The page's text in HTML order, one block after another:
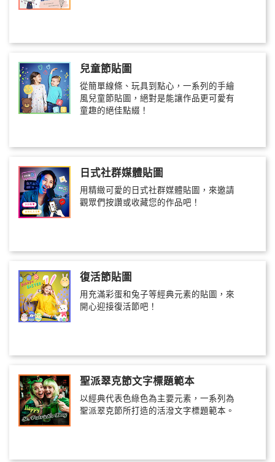
兒童節貼圖
從簡單線條、玩具到點心，一系列的手繪
風兒童節貼圖，絕對是能讓作品更可愛有
童趣的絕佳點綴！
日式社群媒體貼圖
用精緻可愛的日式社群媒體貼圖，來邀請
觀眾們按讚或收藏您的作品吧！
復活節貼圖
用充滿彩蛋和兔子等經典元素的貼圖，來
開心迎接復活節吧！
聖派翠克節文字標題範本
以經典代表色綠色為主要元素，一系列為
聖派翠克節所打造的活潑文字標題範本。